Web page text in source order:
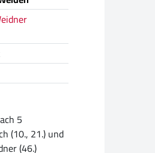
5
(10., 21.) und
(46.)